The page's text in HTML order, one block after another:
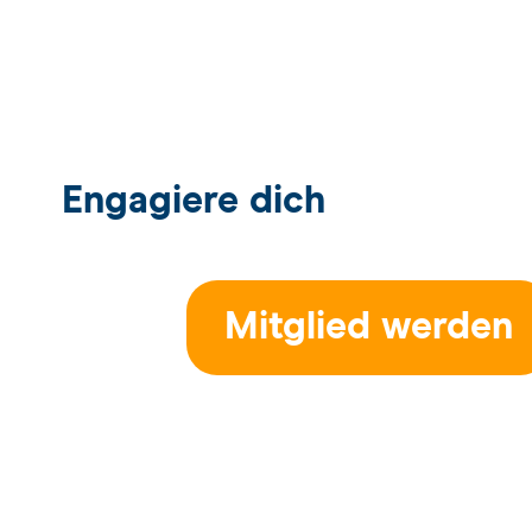
Engagiere dich
Mitglied werden